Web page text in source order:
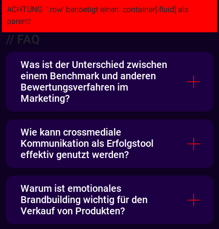
// FAQ
Was ist der Unterschied zwischen
einem Benchmark und anderen
Bewertungsverfahren im
Marketing?
Wie kann crossmediale
Kommunikation als Erfolgstool
effektiv genutzt werden?
Warum ist emotionales
Brandbuilding wichtig für den
Verkauf von Produkten?